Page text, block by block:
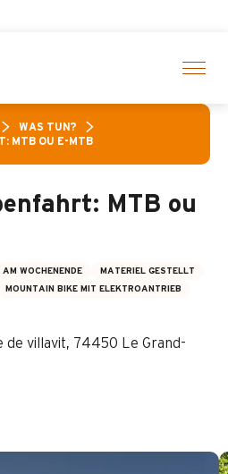
WAS TUN?
MTB OU E-MTB
MTB ou
AM WOCHENENDE
MATERIEL GESTELLT
MOUNTAIN BIKE MIT ELEKTROANTRIEB
de villavit, 74450 Le Grand-